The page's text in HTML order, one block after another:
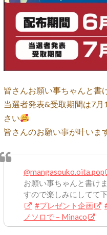
皆さんお願い事ちゃんと書
当選者発表&受取期間は7
さい
皆さんのお願い事が叶いま
@mangasouko.oita.pop
お願い事ちゃんと書け
すので楽しみにしてて
#プレゼント企画
ノソロで – Minaco